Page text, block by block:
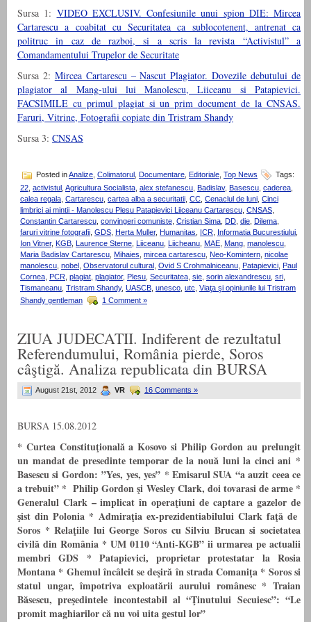
Sursa 1: VIDEO EXCLUSIV. Confesiunile unui spion DIE: Mircea
Cartarescu a coabitat cu Securitatea ca sublocotenent, antrenat ca
politruc in caz de razboi, si a scris la revista “Activistul” a
Comandamentului Trupelor de Securitate
Sursa 2: Mircea Cartarescu – Nascut Plagiator. Dovezile debutului de
plagiator al Mang-ului lui Manolescu, Liiceanu si Patapievici.
FACSIMILE cu primul plagiat si un prim document de la CNSAS.
Faruri, Vitrine, Fotografii copiate din Tristram Shandy
Sursa 3: CNSAS
Posted inAnalize Colimatorul Documentare Editoriale Top News
Tags:
22, activistul , Agricultura Socialista, alex stefanescu, Badislav, Basescu, caderea,
calea regala, Cartarescu, cartea alba a securitatii, CC, Cenaclul de luni, Cinci
limbrici ai mintii - Manolescu Plesu Patapievici Liiceanu Cartarescu, CNSAS,
Constantin Cartarescu, convingeri comuniste, Cristian Sima, DD, die, Dilema,
faruri vitrine fotografii, GDS, Herta Muller, Humanitas, ICR, Informatia Bucurestiului,
Ion Vitner, KGB, Laurence Sterne, Liiceanu, Liicheanu, MAE, Mang, manolescu,
Maria Badislav Cartarescu, Mihaies, mircea cartarescu, Neo-Komintern, nicolae
manolescu, nobel , Observatorul cultural , Ovid S Crohmalniceanu, Patapievici, Paul
Cornea, PCR, plagiat, plagiator, Plesu, Securitatea, sie, sorin alexandrescu, sri,
Tismaneanu, Tristram Shandy, UASCB, unesco, utc, Viaţa şi opiniunile lui Tristram
Shandy gentleman
1 Comment »
ZIUA JUDECATII. Indiferent de rezultatul
Referendumului, România pierde, Soros
câştigă. Analiza republicata din BURSA
August 21st, 2012 VR 16 Comments »
BURSA 15.08.2012
* Curtea Constituţională a Kosovo si Philip Gordon au prelungit
un mandat de presedinte temporar de la nouă luni la cinci ani *
Basescu si Gordon: ”Yes, yes, yes” * Emisarul SUA “a auzit ceea ce
a trebuit” * Philip Gordon şi Wesley Clark, doi tovarasi de arme *
Generalul Clark – implicat în operaţiuni de captare a gazelor de
şist din Polonia * Admiraţia ex-prezidentiabilului Clark faţă de
Soros * Relaţiile lui George Soros cu Silviu Brucan si societatea
civilă din România * UM 0110 “Anti-KGB” ii urmarea pe actualii
membri GDS * Patapievici, proprietar protestatar la Rosia
Montana * Ghemul încâlcit se deşiră în strada Comaniţa * Soros si
statul ungar, împotriva exploatării aurului românesc * Traian
Băsescu, preşedintele incontestabil al “Ţinutului Secuiesc”: “Le
promit maghiarilor că nu voi uita gestul lor”